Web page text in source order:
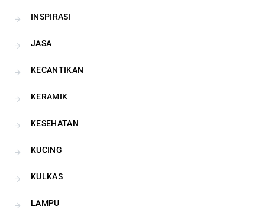
INSPIRASI
JASA
KECANTIKAN
KERAMIK
KESEHATAN
KUCING
KULKAS
LAMPU